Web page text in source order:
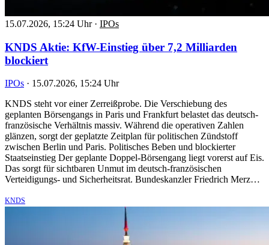
15.07.2026, 15:24 Uhr · IPOs
KNDS Aktie: KfW-Einstieg über 7,2 Milliarden
blockiert
IPOs · 15.07.2026, 15:24 Uhr
KNDS steht vor einer Zerreißprobe. Die Verschiebung des
geplanten Börsengangs in Paris und Frankfurt belastet das deutsch-
französische Verhältnis massiv. Während die operativen Zahlen
glänzen, sorgt der geplatzte Zeitplan für politischen Zündstoff
zwischen Berlin und Paris. Politisches Beben und blockierter
Staatseinstieg Der geplante Doppel-Börsengang liegt vorerst auf Eis.
Das sorgt für sichtbaren Unmut im deutsch-französischen
Verteidigungs- und Sicherheitsrat. Bundeskanzler Friedrich Merz…
KNDS